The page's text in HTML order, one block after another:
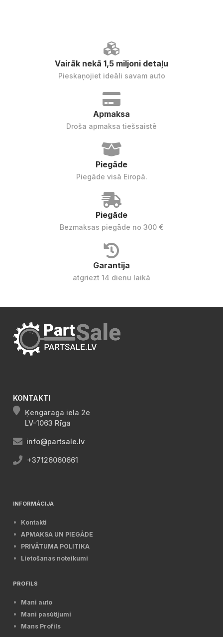
Vairāk nekā 1,5 miljoni detaļu
Pieskaņojiet ideāli savam auto
Apmaksa
Droša apmaksa tiešsaistē
Piegāde
Piegāde visā Eiropā.
Piegāde
Bezmaksas piegāde no 300 €
Garantija
atgriezt 14 dienu laikā
KONTAKTI
Ķengaraga iela 2e
LV-1063 Rīga
info@partsale.lv
+37126060661
INFORMĀCIJA
Kontakti
APMAKSA UN PIEGĀDE
PRIVĀTUMA POLITIKA
Lietošanas noteikumi
PROFILS
Mani auto
Mani pasūtījumi
Mans Profils